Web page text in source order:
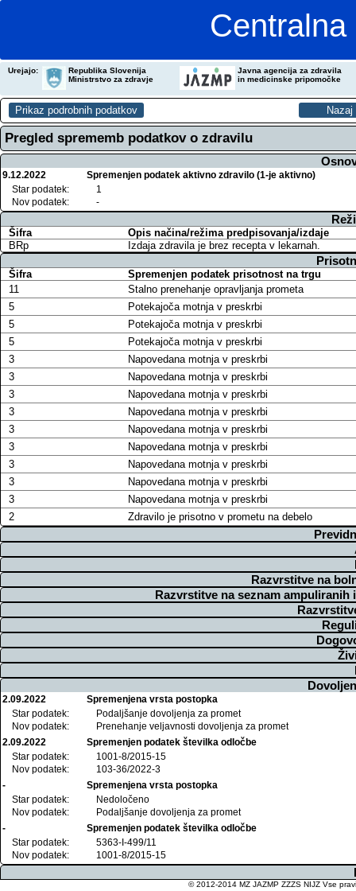
Urejajo:
Republika Slovenija
Ministrstvo za zdravje
Javna agencija za zdravila
in medicinske pripomočke
Pregled sprememb podatkov o zdravilu
9.12.2022
Spremenjen podatek aktivno zdravilo (1-je aktivno)
Star podatek:
1
Nov podatek:
-
Šifra
Opis načina/režima predpisovanja/izdaje
BRp
Izdaja zdravila je brez recepta v lekarnah.
Šifra
Spremenjen podatek prisotnost na trgu
11
Stalno prenehanje opravljanja prometa
5
Potekajoča motnja v preskrbi
5
Potekajoča motnja v preskrbi
5
Potekajoča motnja v preskrbi
3
Napovedana motnja v preskrbi
3
Napovedana motnja v preskrbi
3
Napovedana motnja v preskrbi
3
Napovedana motnja v preskrbi
3
Napovedana motnja v preskrbi
3
Napovedana motnja v preskrbi
3
Napovedana motnja v preskrbi
3
Napovedana motnja v preskrbi
3
Napovedana motnja v preskrbi
2
Zdravilo je prisotno v prometu na debelo
Razvrstitve na
Razvrstitve na seznam
2.09.2022
Spremenjena vrsta postopka
Star podatek:
Podaljšanje dovoljenja za promet
Nov podatek:
Prenehanje veljavnosti dovoljenja za promet
2.09.2022
Spremenjen podatek številka odločbe
Star podatek:
1001-8/2015-15
Nov podatek:
103-36/2022-3
-
Spremenjena vrsta postopka
Star podatek:
Nedoločeno
Nov podatek:
Podaljšanje dovoljenja za promet
-
Spremenjen podatek številka odločbe
Star podatek:
5363-I-499/11
Nov podatek:
1001-8/2015-15
© 2012-2014 MZ JAZMP ZZZS NIJZ Vse